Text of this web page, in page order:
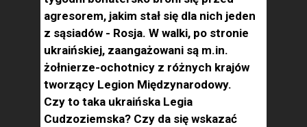
agresorem, jakim stał się dla nich jeden
z sąsiadów - Rosja. W walki, po stronie
ukraińskiej, zaangażowani są m.in.
żołnierze-ochotnicy z różnych krajów
tworzący Legion Międzynarodowy.
Czy to taka ukraińska Legia
Cudzoziemska? Czy da się wskazać